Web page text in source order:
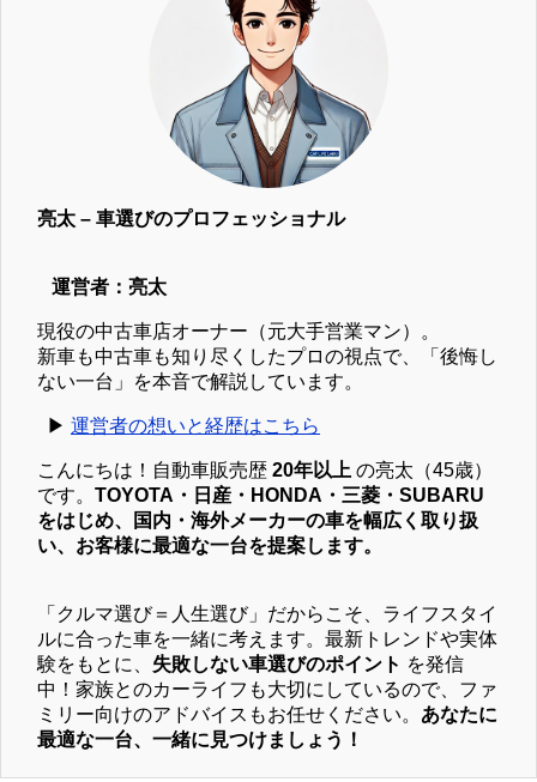
亮太 – 車選びのプロフェッショナル
運営者：亮太
現役の中古車店オーナー（元大手営業マン）。
新車も中古車も知り尽くしたプロの視点で、「後悔し
ない一台」を本音で解説しています。
▶︎ 運営者の想いと経歴はこちら
こんにちは！自動車販売歴 20年以上 の亮太（45歳）
です。 TOYOTA・日産・HONDA・三菱・SUBARU
をはじめ、国内・海外メーカーの車を幅広く取り扱
い、お客様に最適な一台を提案します。
「クルマ選び＝人生選び」だからこそ、ライフスタイ
ルに合った車を一緒に考えます。最新トレンドや実体
験をもとに、 失敗しない車選びのポイント を発信
中！家族とのカーライフも大切にしているので、ファ
ミリー向けのアドバイスもお任せください。 あなたに
最適な一台、一緒に見つけましょう！